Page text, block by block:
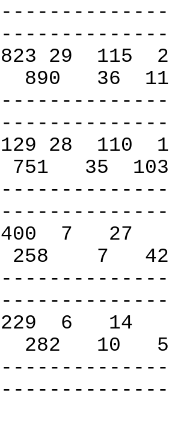
29
115
890 36
28
110
751 35
103
7
27
258 7
42
6
14
282 10